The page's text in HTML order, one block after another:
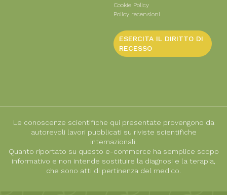
Cookie Policy
Policy recensioni
ESERCITA IL DIRITTO DI
RECESSO
Le conoscenze scientifiche qui presentate provengono da
autorevoli lavori pubblicati su riviste scientifiche
internazionali.
Quanto riportato su questo e-commerce ha semplice scopo
informativo e non intende sostituire la diagnosi e la terapia,
che sono atti di pertinenza del medico.